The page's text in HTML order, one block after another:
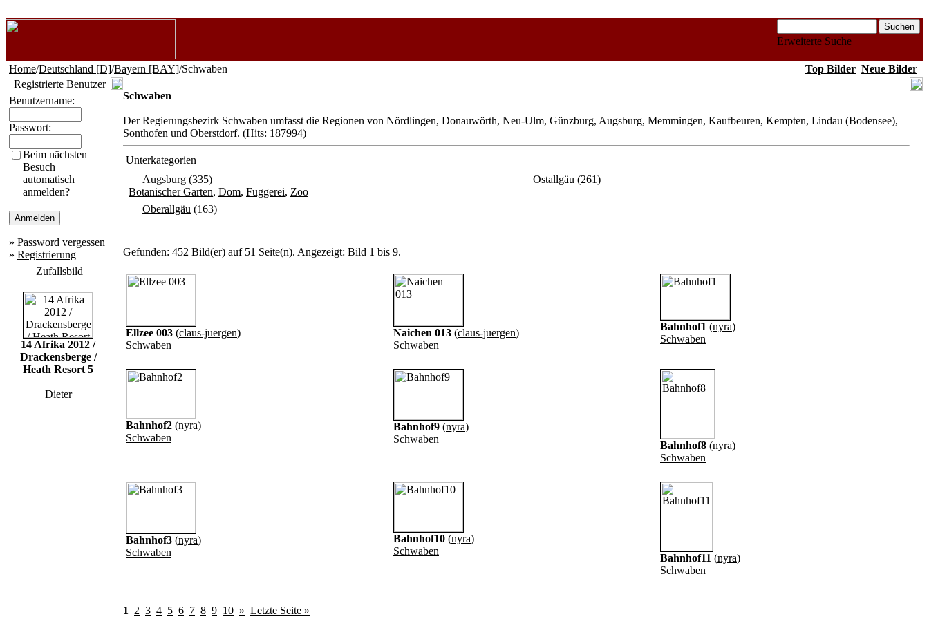
Erweiterte Suche
Home/Deutschland [D]/Bayern [BAY]/Schwaben Top Bilder Neue Bilder
Registrierte Benutzer
Benutzername:
Passwort:
Beim nächsten
Besuch
automatisch
anmelden?
» Password vergessen
» Registrierung
Zufallsbild
14 Afrika 2012 /
Drackensberge /
Heath Resort 5
Dieter
Schwaben
Der Regierungsbezirk Schwaben umfasst die Regionen von Nördlingen, Donauwörth, Neu-Ulm, Günzburg, Augsburg, Memmingen, Kaufbeuren, Kempten, Lindau (Bodensee),
Sonthofen und Oberstdorf. (Hits: 187994)
Unterkategorien
Augsburg (335)
Botanischer Garten, Dom, Fuggerei, Zoo
Oberallgäu (163)
Ostallgäu (261)
Gefunden: 452 Bild(er) auf 51 Seite(n). Angezeigt: Bild 1 bis 9.
Ellzee 003 (claus-juergen)
Schwaben
Naichen 013 (claus-juergen)
Schwaben
Bahnhof1 (nyra)
Schwaben
Bahnhof2 (nyra)
Schwaben
Bahnhof9 (nyra)
Schwaben
Bahnhof8 (nyra)
Schwaben
Bahnhof3 (nyra)
Schwaben
Bahnhof10 (nyra)
Schwaben
Bahnhof11 (nyra)
Schwaben
1 2 3 4 5 6 7 8 9 10 » Letzte Seite »